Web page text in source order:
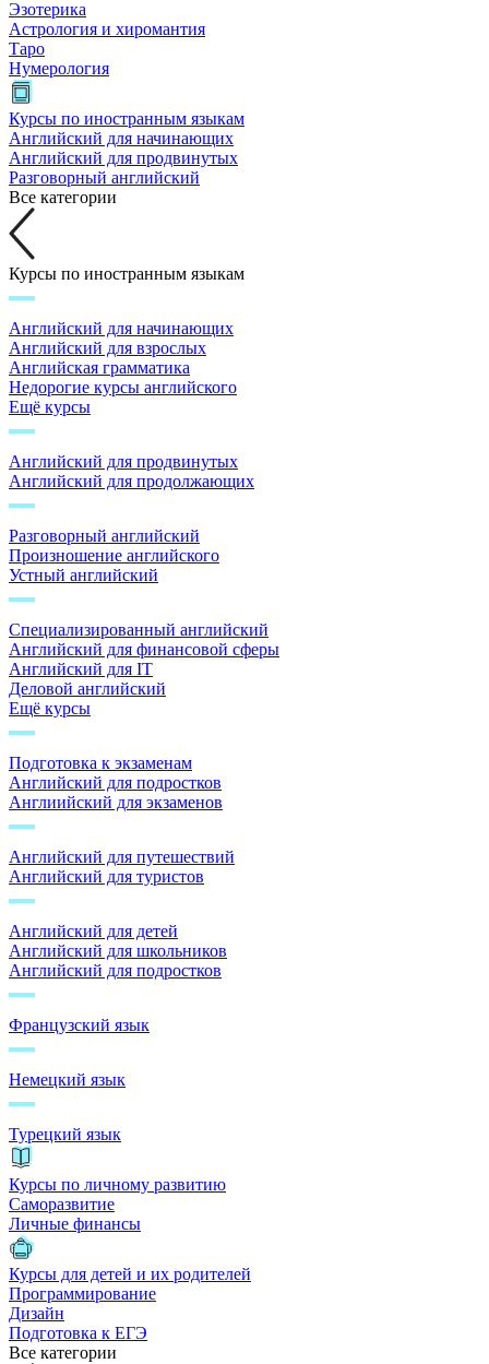
Эзотерика
Астрология и хиромантия
Таро
Нумерология
Курсы по иностранным языкам
Английский для начинающих
Английский для продвинутых
Разговорный английский
Все категории
Курсы по иностранным языкам
Английский для начинающих
Английский для взрослых
Английская грамматика
Недорогие курсы английского
Ещё курсы
Английский для продвинутых
Английский для продолжающих
Разговорный английский
Произношение английского
Устный английский
Специализированный английский
Английский для финансовой сферы
Английский для IT
Деловой английский
Ещё курсы
Подготовка к экзаменам
Английский для подростков
Англиийский для экзаменов
Английский для путешествий
Английский для туристов
Английский для детей
Английский для школьников
Английский для подростков
Французский язык
Немецкий язык
Турецкий язык
Курсы по личному развитию
Саморазвитие
Личные финансы
Курсы для детей и их родителей
Программирование
Дизайн
Подготовка к ЕГЭ
Все категории